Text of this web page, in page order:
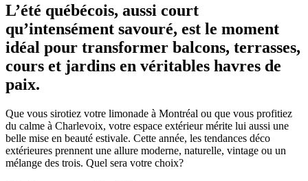
L’été québécois, aussi court
qu’intensément savouré, est le moment
idéal pour transformer balcons, terrasses,
cours et jardins en véritables havres de
paix.
Que vous sirotiez votre limonade à Montréal ou que vous profitiez
du calme à Charlevoix, votre espace extérieur mérite lui aussi une
belle mise en beauté estivale. Cette année, les tendances déco
extérieures prennent une allure moderne, naturelle, vintage ou un
mélange des trois. Quel sera votre choix?